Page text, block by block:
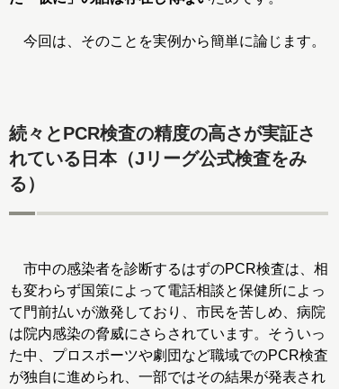
今回は、そのことを実例から簡単に論じます。
続々とPCR検査の精度の高さが実証さ
れている日本（Jリーグ公式検査をみ
る）
市中の感染者を診断するはずのPCR検査は、相
も変わらず国策によって電話相談と保健所によっ
て門前払いが激発しており、市民を苦しめ、病院
は院内感染の脅威にさらされています。そういっ
た中、プロスポーツや劇団など職域でのPCR検査
が独自に進められ、一部ではその結果が発表され